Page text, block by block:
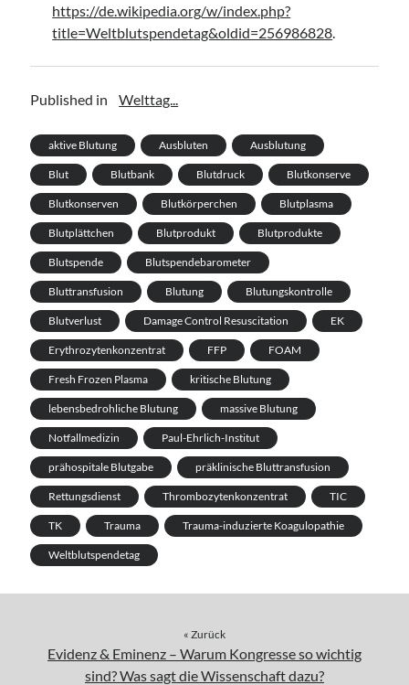
https://de.wikipedia.org/w/index.php?
title=Weltblutspendetag&oldid=256986828.
Published in Welttag...
aktive Blutung Ausbluten Ausblutung
Blut Blutbank Blutdruck Blutkonserve
Blutkonserven Blutkörperchen Blutplasma
Blutplättchen Blutprodukt Blutprodukte
Blutspende Blutspendebarometer
Bluttransfusion Blutung Blutungskontrolle
Blutverlust Damage Control Resuscitation EK
Erythrozytenkonzentrat FFP FOAM
Fresh Frozen Plasma kritische Blutung
lebensbedrohliche Blutung massive Blutung
Notfallmedizin Paul-Ehrlich-Institut
prähospitale Blutgabe präklinische Bluttransfusion
Rettungsdienst Thrombozytenkonzentrat TIC
TK Trauma Trauma-induzierte Koagulopathie
Weltblutspendetag
« Zurück
Evidenz & Eminenz – Warum Kongresse so wichtig
sind? Was sagt die Wissenschaft dazu?